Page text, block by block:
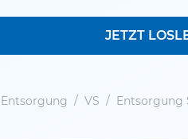
JETZT
Entsorgung / VS / Entsorgung